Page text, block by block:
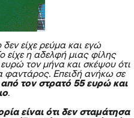
είχε ρεύμα και εγώ
είχε η αδελφή μιας φίλης
τον μήνα και σκέψου ότι
φαντάρος. Επειδή ανήκω σε
τον στρατό 55 ευρώ και
.
είναι ότι δεν σταμάτησα